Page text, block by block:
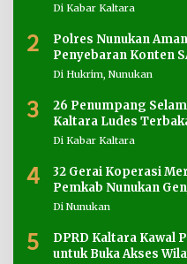
Di Kabar Kaltara
2
Polres Nunukan
Penyebaran Konten
Di Hukrim, Nunukan
3
26 Penumpang
Kaltara Ludes
Di Kabar Kaltara
4
32 Gerai Koperasi
Pemkab Nunukan
Di Nunukan
5
DPRD Kaltara Kawal
untuk Buka Akses